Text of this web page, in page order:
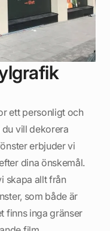
ett personligt och
vill dekorera
erbjuder vi
dina önskemål.
skapa allt från
som både är
finns inga gränser